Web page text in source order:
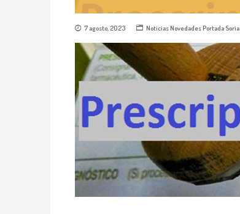
7 agosto, 2023 NoticiasNovedadesPortada Soria